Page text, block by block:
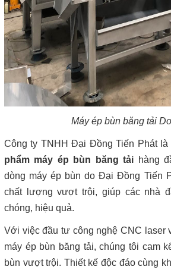
Máy ép bùn băng tải
Công ty TNHH Đại Đồng Tiến Phát là
phẩm máy ép bùn băng tải hàng
dòng máy ép bùn do Đại Đồng Tiến
chất lượng vượt trội, giúp các nhà
chóng, hiệu quả.
Với việc đầu tư công nghệ CNC laser
máy ép bùn băng tải, chúng tôi cam
bùn vượt trội. Thiết kế độc đáo cùng